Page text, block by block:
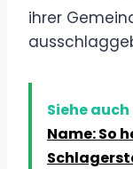
ihrer
Siehe auch
Name: So